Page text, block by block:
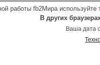
работы fb2Мира используйте
В других
Ваша дата